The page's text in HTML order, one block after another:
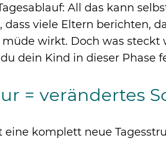
All das kann
viele Eltern berichten,
wirkt. Doch was steckt
dein Kind in dieser Phase
= verändertes
komplett neue